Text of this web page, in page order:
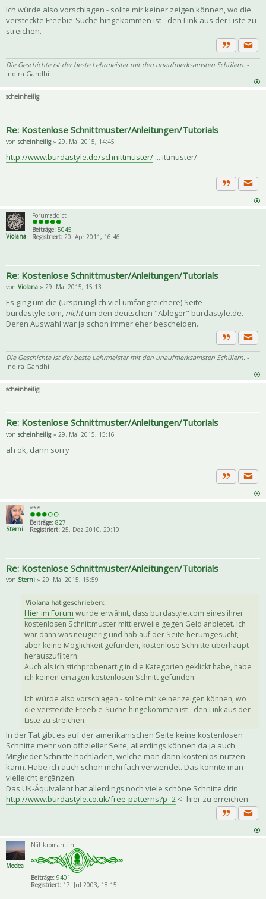
Ich würde also vorschlagen - sollte mir keiner zeigen können, wo die
versteckte Freebie-Suche hingekommen ist - den Link aus der Liste zu
streichen.
Zitat
Die Geschichte ist der beste Lehrmeister mit den unaufmerksamsten Schülern. -
Indira Gandhi
scheinheilig
Re: Kostenlose Schnittmuster/Anleitungen/Tutorials
von scheinheilig» 29. Mai 2015, 14:45
http://www.burdastyle.de/schnittmuster/ ... ittmuster/
Zitat
Violana
Forumaddict
Beiträge: 5045
Registriert: 20. Apr 2011, 16:46
Re: Kostenlose Schnittmuster/Anleitungen/Tutorials
von Violana » 29. Mai 2015, 15:13
Es ging um die (ursprünglich viel umfangreichere) Seite
burdastyle.com, nichtum den deutschen "Ableger" burdastyle.de.
Deren Auswahl war ja schon immer eher bescheiden.
Zitat
Die Geschichte ist der beste Lehrmeister mit den unaufmerksamsten Schülern. -
Indira Gandhi
scheinheilig
Re: Kostenlose Schnittmuster/Anleitungen/Tutorials
von scheinheilig» 29. Mai 2015, 15:16
ah ok, dann sorry
Zitat
Sterni
***
Beiträge: 827
Registriert:25. Dez 2010, 20:10
Re: Kostenlose Schnittmuster/Anleitungen/Tutorials
von Sterni » 29. Mai 2015, 15:59
Violana hat geschrieben:
Hier im Forum wurde erwähnt, dass burdastyle.com eines ihrer
kostenlosen Schnittmuster mittlerweile gegen Geld anbietet. Ich
war dann was neugierig und hab auf der Seite herumgesucht,
aber keine Möglichkeit gefunden, kostenlose Schnitte überhaupt
herauszufiltern.
Auch als ich stichprobenartig in die Kategorien geklickt habe, habe
ich keinen einzigen kostenlosen Schnitt gefunden.
Ich würde also vorschlagen - sollte mir keiner zeigen können, wo
die versteckte Freebie-Suche hingekommen ist - den Link aus der
Liste zu streichen.
In der Tat gibt es auf der amerikanischen Seite keine kostenlosen
Schnitte mehr von offizieller Seite, allerdings können da ja auch
Mitglieder Schnitte hochladen, welche man dann kostenlos nutzen
kann. Habe ich auch schon mehrfach verwendet. Das könnte man
vielleicht ergänzen.
Das UK-Äquivalent hat allerdings noch viele schöne Schnitte drin
http://www.burdastyle.co.uk/free-patterns?p=2 <- hier zu erreichen.
Zitat
Medea
Nähkromant:in
Beiträge: 9401
Registriert: 17. Jul 2003, 18:15